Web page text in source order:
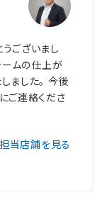
ございまし
ームの仕上が
ました。 今後
ご連絡くださ
当店舗を見る